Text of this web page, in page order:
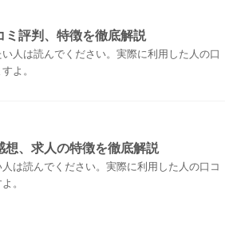
評判、特徴を徹底解説
人は読んでください。実際に利用した人の口
よ。
、求人の特徴を徹底解説
は読んでください。実際に利用した人の口コ
。